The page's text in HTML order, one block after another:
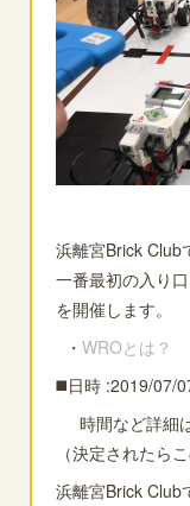
浜離宮Brick Club
一番最初の入り
を開催します。
・WROとは？
◼️日時 :2019/07/
時間など詳細
（決定されたら
浜離宮Brick Club